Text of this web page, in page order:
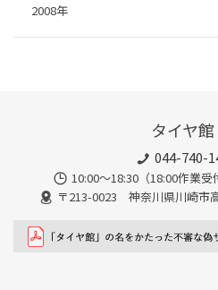
2008年
タイヤ
044-740-
10:00～18:30（18:00作業受
〒213-0023 神奈川県川崎市